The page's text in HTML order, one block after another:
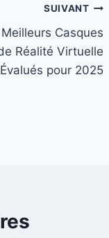
SUIVANT
Casques
Réalité Virtuelle
Évalués pour 2025